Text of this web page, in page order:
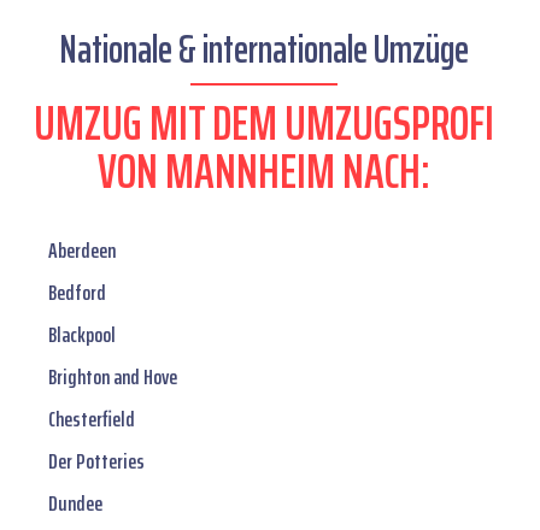
Nationale & internationale Umzüge
UMZUG MIT DEM UMZUGSPROFI
VON MANNHEIM NACH:
Aberdeen
Bedford
Blackpool
Brighton and Hove
Chesterfield
Der Potteries
Dundee